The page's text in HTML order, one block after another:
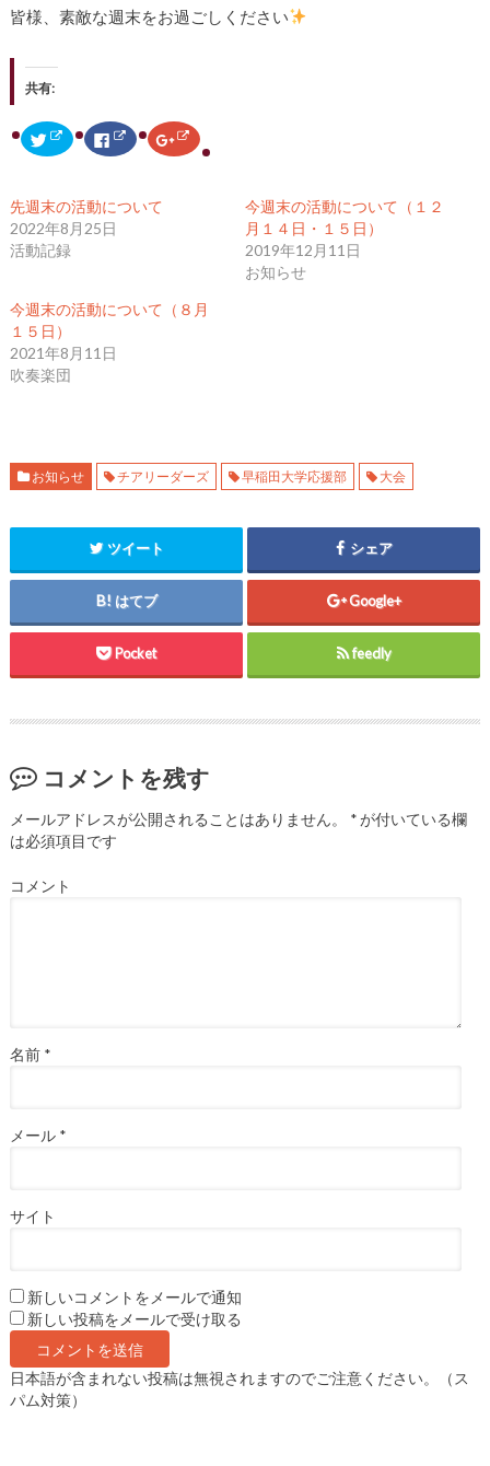
皆様、素敵な週末をお過ごしください
共有:
ク
リ
ッ
て
T
w
i
t
で
共
有
(
新
し
い
で
開
き
)
F
c
o
o
k
で
に
は
リ
ッ
(
新
し
ィ
ン
ド
ウ
で
開
き
ま
す
)
ク
リ
ッ
で
共
で
開
き
)
先週末の活動について
2022年8月25日
活動記録
今週末の活動について（１２
月１４日・１５日）
2019年12月11日
お知らせ
今週末の活動について（８月
１５日）
2021年8月11日
吹奏楽団
お知らせ チアリーダーズ 早稲田大学応援部 大会
ツイート シェア
はてブ Google+
Pocket feedly
コメントを残す
メールアドレスが公開されることはありません。 *が付いている欄
は必須項目です
コメント
名前 *
メール *
サイト
新しいコメントをメールで通知
新しい投稿をメールで受け取る
日本語が含まれない投稿は無視されますのでご注意ください。（ス
パム対策）